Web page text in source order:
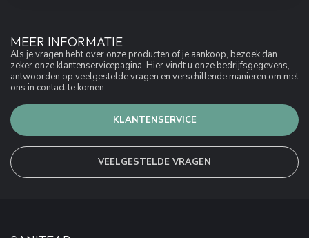
MEER INFORMATIE
Als je vragen hebt over onze producten of je aankoop, bezoek dan
zeker onze klantenservicepagina. Hier vindt u onze bedrijfsgegevens,
antwoorden op veelgestelde vragen en verschillende manieren om met
ons in contact te komen.
KLANTENSERVICE
VEELGESTELDE VRAGEN